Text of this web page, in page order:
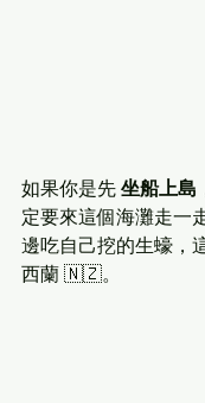
如果你是先 坐船上島
定要來這個海灘走一
邊吃自己挖的生蠔，
西蘭 🇳🇿。